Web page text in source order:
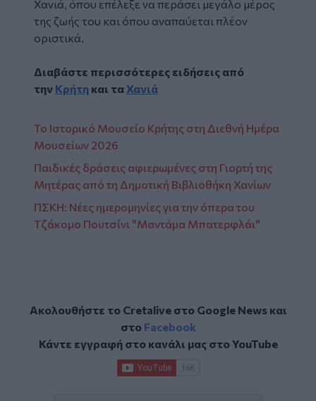
Χανιά, όπου επέλεξε να περάσει μεγάλο μέρος
της ζωής του και όπου αναπαύεται πλέον
οριστικά.
Διαβάστε περισσότερες ειδήσεις από
την Κρήτη και τα Χανιά
Το Ιστορικό Μουσείο Κρήτης στη Διεθνή Ημέρα
Μουσείων 2026
Παιδικές δράσεις αφιερωμένες στη Γιορτή της
Μητέρας από τη Δημοτική Βιβλιοθήκη Χανίων
ΠΣΚΗ: Νέες ημερομηνίες για την όπερα του
Τζάκομο Πουτσίνι "Μαντάμα Μπατερφλάι"
Ακολουθήστε το Cretalive στο Google Newsκαι
στο Facebook
Κάντε εγγραφή στο κανάλι μας στοYouTube